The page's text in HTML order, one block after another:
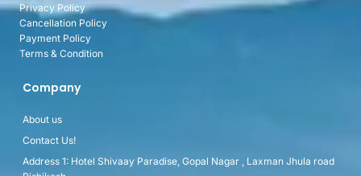
Privacy Policy
Cancellation Policy
Payment Policy
Terms & Condition
Company
About us
Contact Us!
Address 1: Hotel Shivaay Paradise, Gopal Nagar , Laxman Jhula road